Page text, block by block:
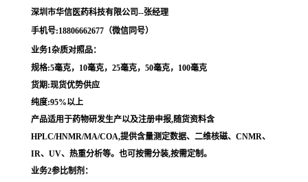
深圳市华信医药科技有限公司--张经理
手机号:18806662677（微信同号）
业务1杂质对照品：
规格:5毫克，10毫克，25毫克，50毫克，100毫克
货期:现货优势供应
纯度:95%以上
产品适用于药物研发生产以及注册申报,随货资料含
HPLC/HNMR/MA/COA,提供含量测定数据、二维核磁、CNMR、
IR、UV、热重分析等。也可按需分装,按需定制。
业务2参比制剂：